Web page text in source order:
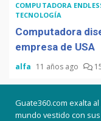
COMPUTADORA
TECNOLOGÍA
Computadora
empresa de USA
alfa 11 años ago
Guate360.com exalta
mundo vestido con